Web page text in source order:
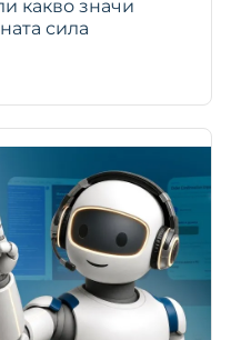
какво значи
сила